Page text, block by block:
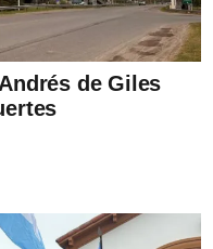
de Giles